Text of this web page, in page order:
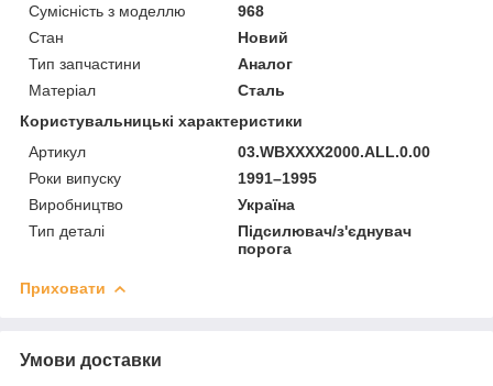
Сумісність з моделлю
968
Стан
Новий
Тип запчастини
Аналог
Матеріал
Сталь
Користувальницькі характеристики
Артикул
03.WBXXXX2000.ALL.0.00
Роки випуску
1991–1995
Виробництво
Україна
Тип деталі
Підсилювач/з'єднувач
порога
Приховати
Умови доставки